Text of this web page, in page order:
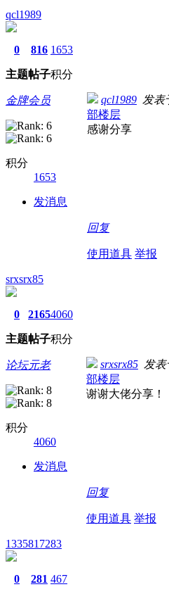
qcl1989
0
主题
816
帖子
1653
积分
金牌会员
积分
1653
发消息
qcl1989 发表
部楼层
感谢分享
回复
使用道具 举报
srxsrx85
0
主题
2165
帖子
4060
积分
论坛元老
积分
4060
发消息
srxsrx85 发表
部楼层
谢谢大佬分享！
回复
使用道具 举报
1335817283
0 281 467